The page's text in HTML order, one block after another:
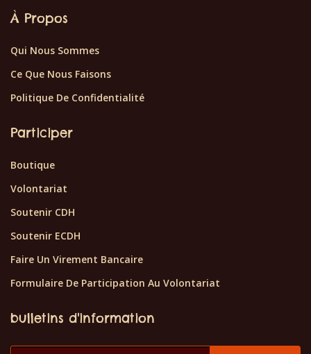
À Propos
Qui Nous Sommes
Ce Que Nous Faisons
Politique De Confidentialité
Participer
Boutique
Volontariat
Soutenir CDH
Soutenir ECDH
Faire Un Virement Bancaire
Formulaire De Participation Au Volontariat
bulletins d'information